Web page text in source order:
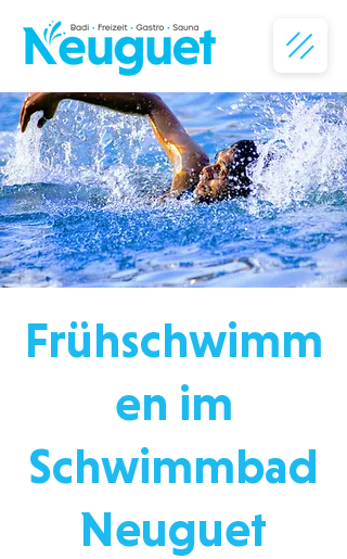
Frühschwimm
en im
Schwimmbad
Neuguet